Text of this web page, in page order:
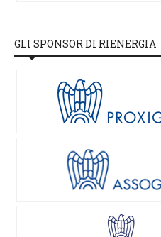
GLI SPONSOR DI RIENERGIA